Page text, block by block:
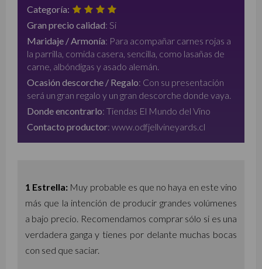
Categoría:
Gran precio calidad: Si
Maridaje / Armonía: Para acompañar carnes rojas a
la parrilla, comida casera, sencilla, como lasañas de
carne, albóndigas y asado alemán.
Ocasión descorche / Regalo: Con su presentación
será un gran regalo y un gran descorche donde vaya.
Donde encontrarlo: Tiendas El Mundo del Vino
Contacto productor: www.odfjellvineyards.cl
1 Estrella: Muy probable es que no haya en este vino
más que la intención de producir grandes volúmenes
a bajo precio. Recomendamos comprar sólo si es una
verdadera ganga y tienes por delante muchas bocas
con sed que saciar.